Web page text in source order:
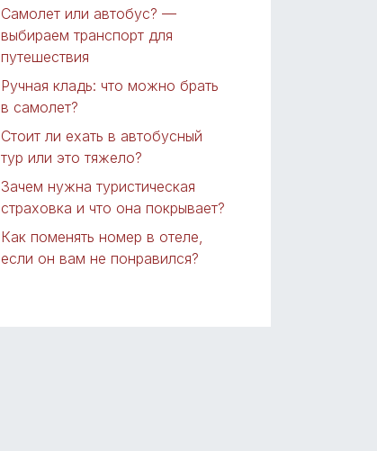
Самолет или автобус? —
выбираем транспорт для
путешествия
Ручная кладь: что можно брать
в самолет?
Стоит ли ехать в автобусный
тур или это тяжело?
Зачем нужна туристическая
страховка и что она покрывает?
Как поменять номер в отеле,
если он вам не понравился?